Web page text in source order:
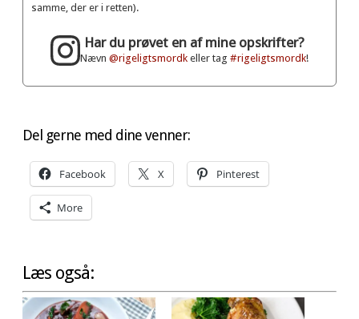
samme, der er i retten).
Har du prøvet en af mine opskrifter?
Nævn@rigeligtsmordk eller tag#rigeligtsmordk!
Del gerne med dine venner:
Facebook X Pinterest
More
Læs også: